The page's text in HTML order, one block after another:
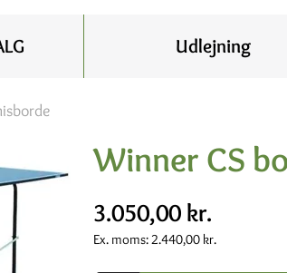
Udlejning
Winner CS
3.050,00 kr.
Ex. moms:2.440,00 kr.